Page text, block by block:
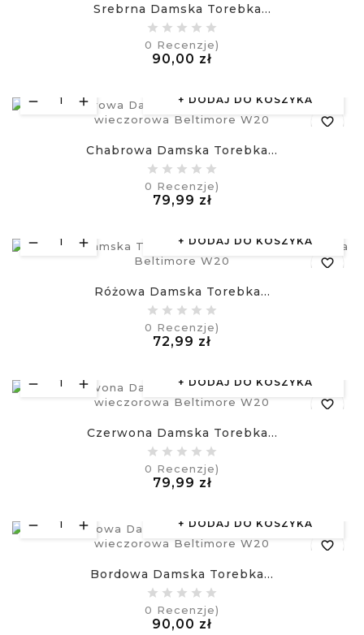
Srebrna Damska Torebka...
0 Recenzje)
90,00 zł
DODAJ DO KOSZYKA
favorite_border
Chabrowa Damska Torebka...
0 Recenzje)
79,99 złCena
DODAJ DO KOSZYKA
favorite_border
Różowa Damska Torebka...
0 Recenzje)
72,99 zł
DODAJ DO KOSZYKA
favorite_border
Czerwona Damska Torebka...
0 Recenzje)
79,99 złCena
DODAJ DO KOSZYKA
favorite_border
Bordowa Damska Torebka...
0 Recenzje)
90,00 zł